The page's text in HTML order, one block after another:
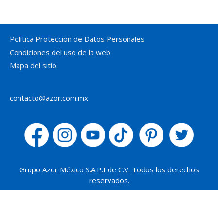
Política Protección de Datos Personales
Condiciones del uso de la web
Mapa del sitio
contacto@azor.com.mx
Grupo Azor México S.A.P.I de C.V. Todos los derechos
reservados.